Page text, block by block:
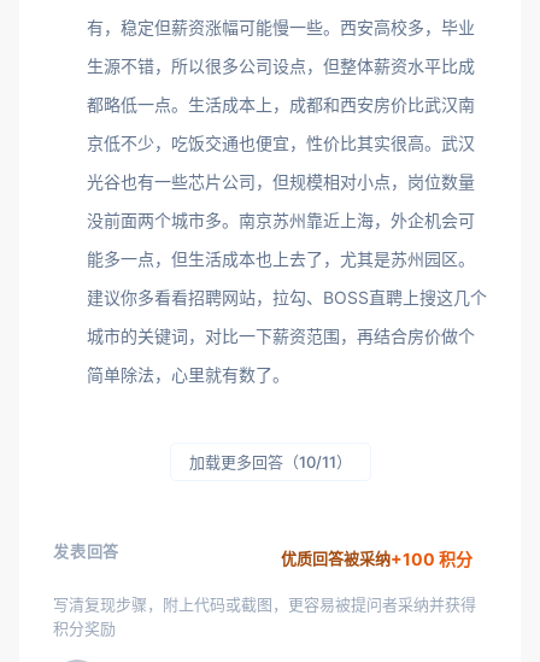
有，稳定但薪资涨幅可能慢一些。西安高校多，毕业
生源不错，所以很多公司设点，但整体薪资水平比成
都略低一点。生活成本上，成都和西安房价比武汉南
京低不少，吃饭交通也便宜，性价比其实很高。武汉
光谷也有一些芯片公司，但规模相对小点，岗位数量
没前面两个城市多。南京苏州靠近上海，外企机会可
能多一点，但生活成本也上去了，尤其是苏州园区。
建议你多看看招聘网站，拉勾、BOSS直聘上搜这几个
城市的关键词，对比一下薪资范围，再结合房价做个
简单除法，心里就有数了。
加载更多回答（10/11）
发表回答 优质回答被采纳+100 积分
写清复现步骤，附上代码或截图，更容易被提问者采纳并获得
积分奖励